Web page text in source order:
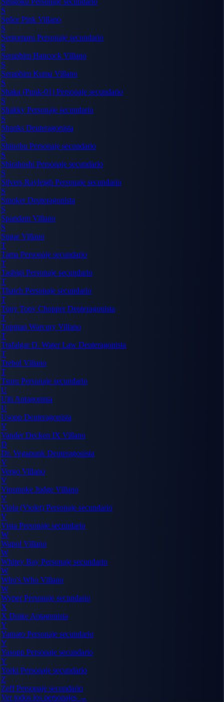
S
Señor Pink Villano
S
Sentomaru Personaje secundario
S
Seraphim Hancock Villano
S
Seraphim Kuma Villano
S
Shaka (Punk-01) Personaje secundario
S
Shakky Personaje secundario
S
Shanks Deuteragonista
S
Shinobu Personaje secundario
S
Shirahoshi Personaje secundario
S
Silvers Rayleigh Personaje secundario
S
SmokerDeuteragonista
S
Spandam Villano
S
SugarVillano
T
Tama Personaje secundario
T
Tashigi Personaje secundario
T
Thatch Personaje secundario
T
Tony Tony ChopperDeuteragonista
T
Topman Warcury Villano
T
Trafalgar D. Water Law Deuteragonista
T
Trebol Villano
T
Tsuru Personaje secundario
U
Ulti Antagonista
U
Usopp Deuteragonista
V
Vander Decken IX Villano
D
Dr. Vegapunk Deuteragonista
V
Vergo Villano
V
Vinsmoke Judge Villano
V
Viola (Violet) Personaje secundario
V
Vista Personaje secundario
W
Wapol Villano
W
Whitey Bay Personaje secundario
W
Who's Who Villano
W
WyperPersonaje secundario
X
X Drake Antagonista
Y
Yamato Personaje secundario
Y
Yasopp Personaje secundario
Y
Yorki Personaje secundario
Z
ZeffPersonaje secundario
Ver todos los personajes →